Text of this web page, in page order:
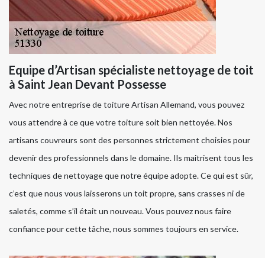
Equipe d’Artisan spécialiste nettoyage de toit
à Saint Jean Devant Possesse
Avec notre entreprise de toiture Artisan Allemand, vous pouvez
vous attendre à ce que votre toiture soit bien nettoyée. Nos
artisans couvreurs sont des personnes strictement choisies pour
devenir des professionnels dans le domaine. Ils maitrisent tous les
techniques de nettoyage que notre équipe adopte. Ce qui est sûr,
c’est que nous vous laisserons un toit propre, sans crasses ni de
saletés, comme s’il était un nouveau. Vous pouvez nous faire
confiance pour cette tâche, nous sommes toujours en service.